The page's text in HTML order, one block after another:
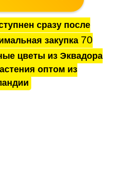
сразу после
закупка 70
цветы из Эквадора
оптом из